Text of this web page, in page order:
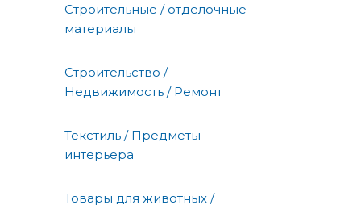
Строительные / отделочные
материалы
Строительство /
Недвижимость / Ремонт
Текстиль / Предметы
интерьера
Товары для животных /